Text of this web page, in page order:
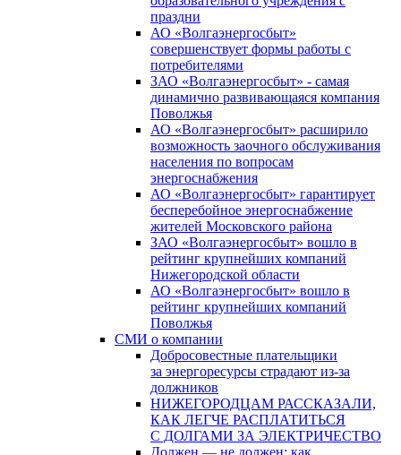
праздни
АО «Волгаэнергосбыт»
совершенствует формы работы с
потребителями
ЗАО «Волгаэнергосбыт» - самая
динамично развивающаяся компания
Поволжья
АО «Волгаэнергосбыт» расширило
возможность заочного обслуживания
населения по вопросам
энергоснабжения
АО «Волгаэнергосбыт» гарантирует
бесперебойное энергоснабжение
жителей Московского района
ЗАО «Волгаэнергосбыт» вошло в
рейтинг крупнейших компаний
Нижегородской области
АО «Волгаэнергосбыт» вошло в
рейтинг крупнейших компаний
Поволжья
СМИ о компании
Добросовестные плательщики
за энергоресурсы страдают из-за
должников
НИЖЕГОРОДЦАМ РАССКАЗАЛИ,
КАК ЛЕГЧЕ РАСПЛАТИТЬСЯ
С ДОЛГАМИ ЗА ЭЛЕКТРИЧЕСТВО